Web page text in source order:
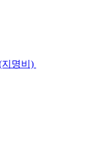
명비)